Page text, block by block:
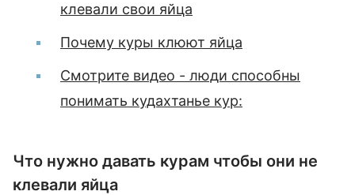
клевали свои яйца
Почему куры клюют яйца
Смотрите видео - люди способны
понимать кудахтанье кур:
Что нужно давать курам чтобы они не
клевали яйца